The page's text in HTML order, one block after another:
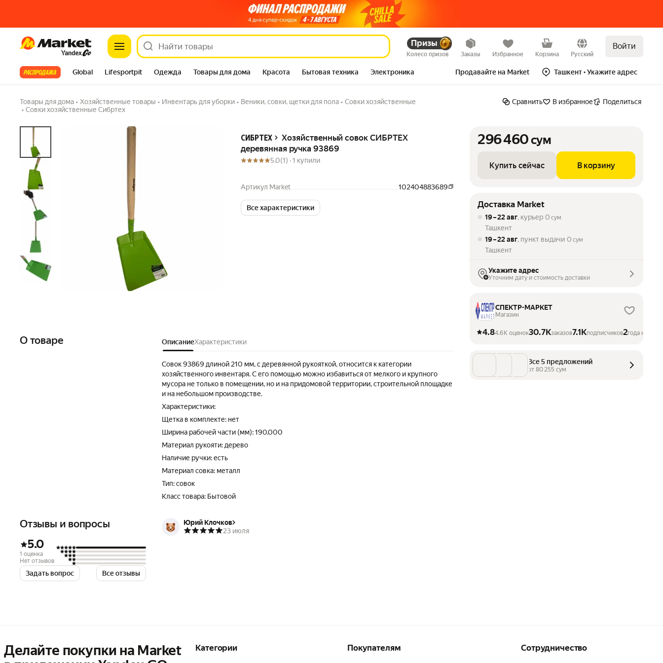
Market Призы
Колесо призов Заказы Избранное Корзина Русский
Войти
Все хиты Global Lifesportpit Одежда Товары для дома Красота Бытовая техника Электроника Продавайте на Market Ташкент• Укажите адрес
Товары для дома • Хозяйственные товары • Инвентарь для уборки • Веники, совки, щетки для пола • Совки хозяйственные
• Совки хозяйственные Сибртех
Сравнить В избранное Поделиться
СИБРТЕХ
Хозяйственный совок СИБРТЕХ
деревянная ручка 93869
5.0(1) ·1 купили
Артикул Market 102404883689
Все характеристики
296 460сум
Купить сейчас В корзину
Хозяйственный совок СИБРТЕХ деревянная ручка 93869
5.0(1) · 1 купили Задать вопрос 296 460сум Купить сейчас В корзину
Доставка Market
19 – 22 авг, курьер 0 сум
Ташкент
19 – 22 авг, пункт выдачи 0 сум
Ташкент
Укажите адрес
Уточним дату и стоимость доставки
СПЕКТР-МАРКЕТ
Магазин
4.84.6K оценок30.7Kзаказов7.1Kподписчиков2года на
Все 5 предложений
от 80 255 сум
О товаре ОписаниеХарактеристики
Совок 93869 длиной 210 мм, с деревянной рукояткой, относится к категории
хозяйственного инвентаря. С его помощью можно избавиться от мелкого и крупного
мусора не только в помещении, но и на придомовой территории, строительной площадке
и на небольшом производстве.
Характеристики:
Щетка в комплекте: нет
Ширина рабочей части (мм): 190.000
Материал рукояти: дерево
Наличие ручки: есть
Материал совка: металл
Тип: совок
Класс товара: Бытовой
Отзывы и вопросы
5.0
1 оценка
Нет отзывов
Задать вопрос Все отзывы
Юрий Клочков
23 июля
Делайте покупки на Market
Категории Покупателям Сотрудничество